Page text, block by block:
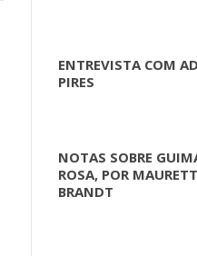
ENTREVISTA COM
PIRES
NOTAS SOBRE
ROSA, POR
BRANDT